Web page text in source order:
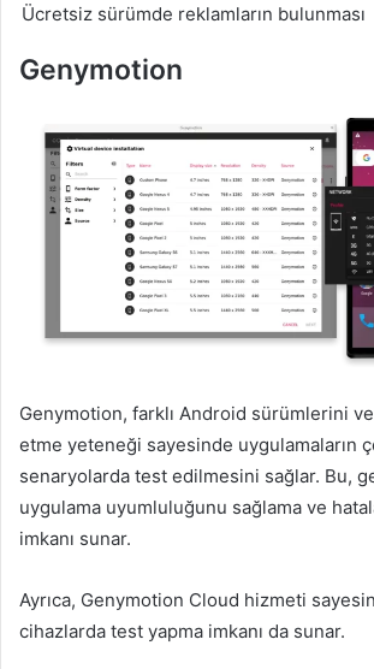
Ücretsiz sürümde reklamların bulunması
Genymotion
Genymotion, farklı Android sürümlerini
etme yeteneği sayesinde uygulamaların
senaryolarda test edilmesini sağlar. Bu,
uygulama uyumluluğunu sağlama ve
imkanı sunar.
Ayrıca, Genymotion Cloud hizmeti
cihazlarda test yapma imkanı da sunar.